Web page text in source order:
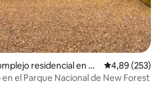
residencial en N
Calificación
4,89 (253)
el Parque Nacional de New Forest